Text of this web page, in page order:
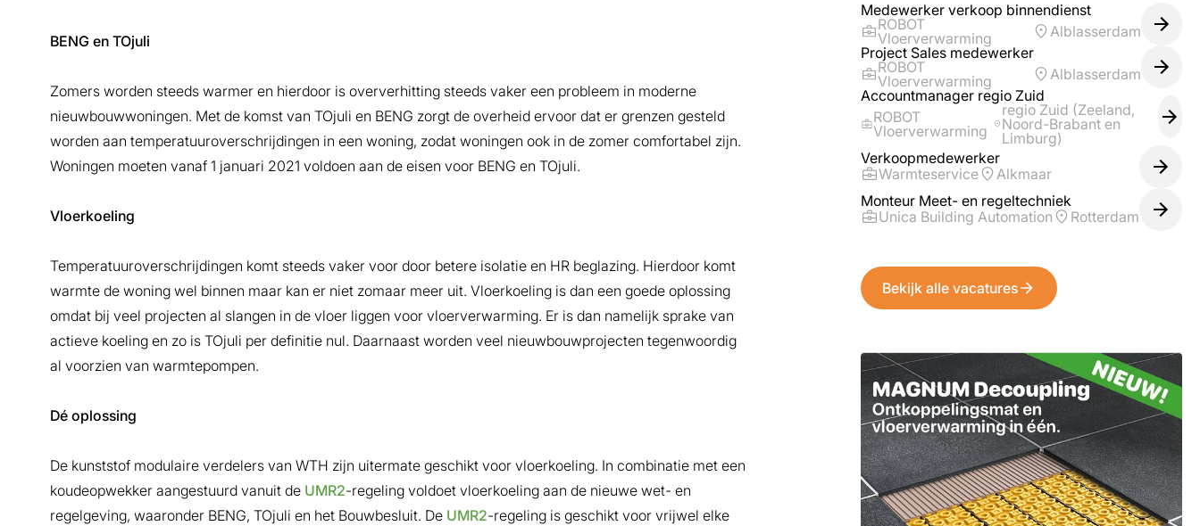
BENG en TOjuli
Zomers worden steeds warmer en hierdoor is oververhitting steeds vaker een probleem in moderne
nieuwbouwwoningen. Met de komst van TOjuli en BENG zorgt de overheid ervoor dat er grenzen gesteld
worden aan temperatuuroverschrijdingen in een woning, zodat woningen ook in de zomer comfortabel zijn.
Woningen moeten vanaf 1 januari 2021 voldoen aan de eisen voor BENG en TOjuli.
Vloerkoeling
Temperatuuroverschrijdingen komt steeds vaker voor door betere isolatie en HR beglazing. Hierdoor komt
warmte de woning wel binnen maar kan er niet zomaar meer uit. Vloerkoeling is dan een goede oplossing
omdat bij veel projecten al slangen in de vloer liggen voor vloerverwarming. Er is dan namelijk sprake van
actieve koeling en zo is TOjuli per definitie nul. Daarnaast worden veel nieuwbouwprojecten tegenwoordig
al voorzien van warmtepompen.
Dé oplossing
De kunststof modulaire verdelers van WTH zijn uitermate geschikt voor vloerkoeling. In combinatie met een
koudeopwekker aangestuurd vanuit de UMR2-regeling voldoet vloerkoeling aan de nieuwe wet- en
regelgeving, waaronder BENG, TOjuli en het Bouwbesluit. De UMR2-regeling is geschikt voor vrijwel elke
Medewerker verkoop binnendienst
ROBOT
Vloerverwarming
Alblasserdam
Project Sales medewerker
ROBOT
Vloerverwarming
Alblasserdam
Accountmanager regio Zuid
ROBOT
Vloerverwarming
regio Zuid (Zeeland,
Noord-Brabant en
Limburg)
Verkoopmedewerker
Warmteservice
Alkmaar
Monteur Meet- en regeltechniek
Unica Building Automation
Rotterdam
Bekijk alle vacatures